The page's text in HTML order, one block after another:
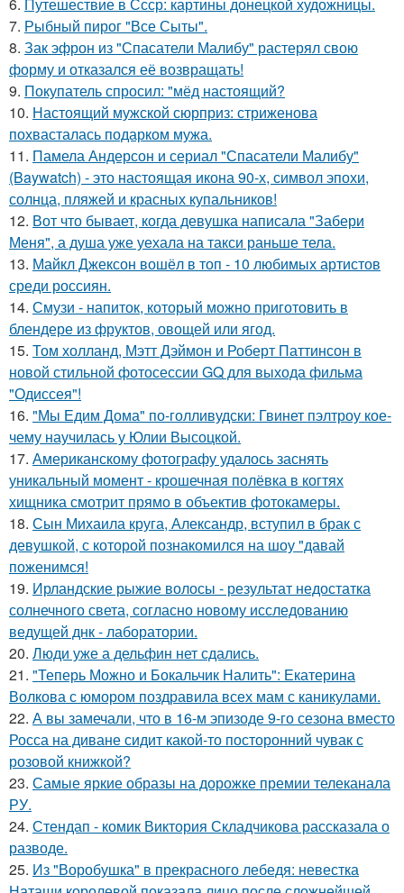
7. Рыбный пирог "Все Сыты".
8. Зак эфрон из "Спасатели Малибу" растерял свою
форму и отказался её возвращать!
9. Покупатель спросил: "мёд настоящий?
10. Настоящий мужской сюрприз: стриженова
похвасталась подарком мужа.
11. Памела Андерсон и сериал "Спасатели Малибу"
(Baywatch) - это настоящая икона 90-х, символ эпохи,
солнца, пляжей и красных купальников!
12. Вот что бывает, когда девушка написала "Забери
Меня", а душа уже уехала на такси раньше тела.
13. Майкл Джексон вошёл в топ - 10 любимых артистов
среди россиян.
14. Смузи - напиток, который можно приготовить в
блендере из фруктов, овощей или ягод.
15. Том холланд, Мэтт Дэймон и Роберт Паттинсон в
новой стильной фотосессии GQ для выхода фильма
"Одиссея"!
16. "Мы Едим Дома" по-голливудски: Гвинет пэлтроу кое-
чему научилась у Юлии Высоцкой.
17. Американскому фотографу удалось заснять
уникальный момент - крошечная полёвка в когтях
хищника смотрит прямо в объектив фотокамеры.
18. Сын Михаила круга, Александр, вступил в брак с
девушкой, с которой познакомился на шоу "давай
поженимся!
19. Ирландские рыжие волосы - результат недостатка
солнечного света, согласно новому исследованию
ведущей днк - лаборатории.
20. Люди уже а дельфин нет сдались.
21. "Теперь Можно и Бокальчик Налить": Екатерина
Волкова с юмором поздравила всех мам с каникулами.
22. А вы замечали, что в 16-м эпизоде 9-го сезона вместо
Росса на диване сидит какой-то посторонний чувак с
розовой книжкой?
23. Самые яркие образы на дорожке премии телеканала
РУ.
24. Стендап - комик Виктория Складчикова рассказала о
разводе.
25. Из "Воробушка" в прекрасного лебедя: невестка